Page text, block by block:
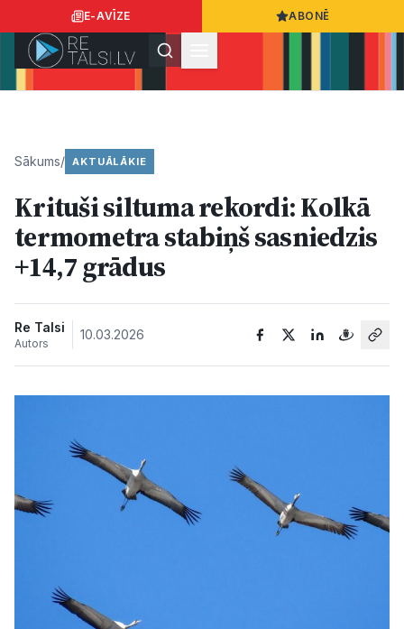
E-AVĪZE ABONĒ
Ziņas
Sabiedrība
Bizness
Sākums/ AKTUĀLĀKIE
Krituši siltuma rekordi: Kolkā
termometra stabiņš sasniedzis
+14,7 grādus
Re Talsi
Autors
10.03.2026